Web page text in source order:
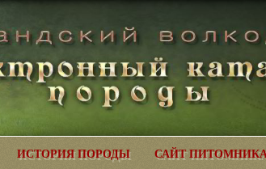
ИСТОРИЯ ПОРОДЫ САЙТ